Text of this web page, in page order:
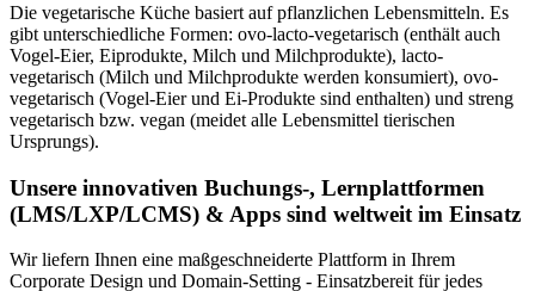
Die vegetarische Küche basiert auf pflanzlichen Lebensmitteln. Es
gibt unterschiedliche Formen: ovo-lacto-vegetarisch (enthält auch
Vogel-Eier, Eiprodukte, Milch und Milchprodukte), lacto-
vegetarisch (Milch und Milchprodukte werden konsumiert), ovo-
vegetarisch (Vogel-Eier und Ei-Produkte sind enthalten) und streng
vegetarisch bzw. vegan (meidet alle Lebensmittel tierischen
Ursprungs).
Unsere innovativen Buchungs-, Lernplattformen
(LMS/LXP/LCMS) & Apps sind weltweit im Einsatz
Wir liefern Ihnen eine maßgeschneiderte Plattform in Ihrem
Corporate Design und Domain-Setting - Einsatzbereit für jedes